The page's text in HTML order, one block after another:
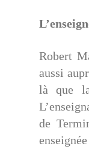
Robert
aussi
là que
de